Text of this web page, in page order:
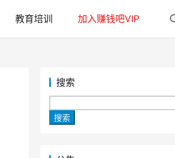
教育培训 加入赚钱吧VIP
搜索
搜索